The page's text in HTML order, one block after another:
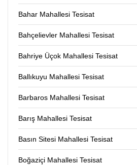
Bahar Mahallesi Tesisat
Bahçelievler Mahallesi Tesisat
Bahriye Üçok Mahallesi Tesisat
Ballıkuyu Mahallesi Tesisat
Barbaros Mahallesi Tesisat
Barış Mahallesi Tesisat
Basın Sitesi Mahallesi Tesisat
Boğaziçi Mahallesi Tesisat